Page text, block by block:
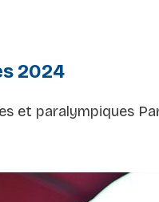
2024
et paralympiques